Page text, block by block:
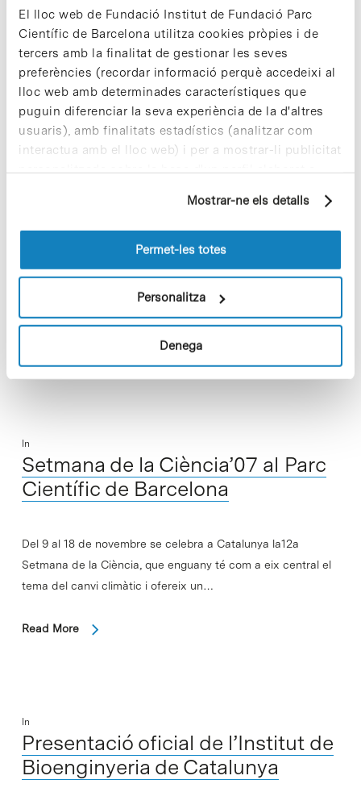
El lloc web de Fundació Institut de Fundació Parc
Científic de Barcelona utilitza cookies pròpies i de
tercers amb la finalitat de gestionar les seves
preferències (recordar informació perquè accedeixi al
lloc web amb determinades característiques que
puguin diferenciar la seva experiència de la d'altres
usuaris), amb finalitats estadístics (analitzar com
interactua amb el lloc web) i per a mostrar-li publicitat
personalitzada sobre la base d'un perfil elaborat a
pàgines visitades). Per a obtenir més informació sobre
les cookies pot consultar laPolítica de cookiesdel
Mostrar-ne els detalls
Permet-les totes
Personalitza
Denega
organitza l'Institut Universitari de Ciència i Tecnologia (IUCT)
A…
Read More
d’experiments «Fes Recerca!»
In
Setmana de la Ciència’07 al Parc
Científic de Barcelona
Del 9 al 18 de novembre se celebra a Catalunya la12a
Setmana de la Ciència, que enguany té com a eix central el
tema del canvi climàtic i ofereix un…
Read More
In
Presentació oficial de l’Institut de
Bioenginyeria de Catalunya